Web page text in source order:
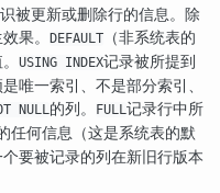
被更新或删除行的信息。除
果。
DEFAULT
（非系统表的
USING INDEX记录被所提到
唯一索引、不是部分索引、
NULL的列。 FULL记录行中所
任何信息（这是系统表的默
要被记录的列在新旧行版本